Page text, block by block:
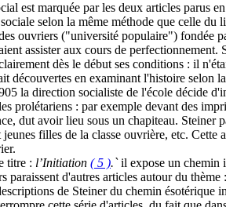
est marquée par les deux articles
selon la même méthode que celle du
ouvriers ("université populaire") fondée
assister aux cours de
dès le début ses conditions : il
découvertes en examinant l'histoire selon
la direction socialiste de l'école décide
prolétariens : par exemple devant des
dut avoir lieu sous un chapiteau. Steiner
filles de la classe ouvrière, etc.
titre : l’Initiation ( 5 ).`il expose un chemin
paraissent d'autres articles autour du thème :
de Steiner du chemin ésotérique